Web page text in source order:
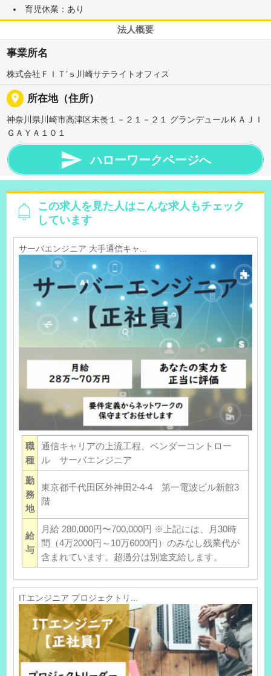
育児休業：あり
法人概要
事業所名
株式会社ＦＩＴ’ｓ川崎サテライトオフィス
place 所在地（住所）
神奈川県川崎市高津区末長１－２１－２１ グランデュールＫＡＪＩ
ＧＡＹＡ１０１
 ハローワークページへ
この求人を見た人はこんな求人もチェック
しています
サーバエンジニア 大手通信キャ...
職
種
通信キャリアの上流工程、ベンダーコントロー
ル サーバエンジニア
勤
務
地
東京都千代田区外神田2-4-4 第一電波ビル新館3
階
給
与
月給 280,000円〜700,000円 ※上記には、月30時
間（4万2000円～10万6000円）のみなし残業代が
含まれています。超過分は別途支給します。
ITエンジニア プロジェクトリ...